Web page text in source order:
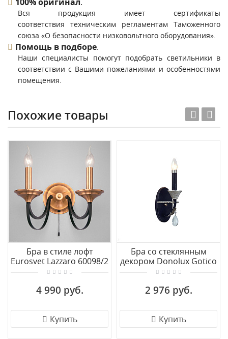
Вся продукция имеет сертификаты
соответствия техническим регламентам Таможенного
союза «О безопасности низковольтного оборудования».
Помощь в подборе.
Наши специалисты помогут подобрать светильники в
соответствии с Вашими пожеланиями и особенностями
помещения.
Похожие товары
Бра в стиле лофт
Eurosvet Lazzaro 60098/2
черный
4 990 руб.
Купить
Бра со стеклянным
декором Donolux Gotico
W110003/1A
2 976 руб.
Купить